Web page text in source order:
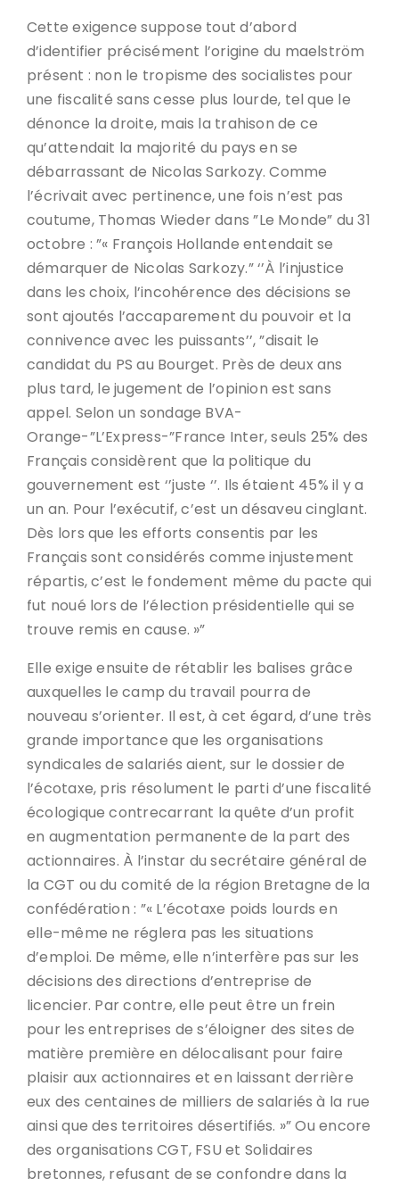
Cette exigence suppose tout d’abord
d’identifier précisément l’origine du maelström
présent : non le tropisme des socialistes pour
une fiscalité sans cesse plus lourde, tel que le
dénonce la droite, mais la trahison de ce
qu’attendait la majorité du pays en se
débarrassant de Nicolas Sarkozy. Comme
l’écrivait avec pertinence, une fois n’est pas
coutume, Thomas Wieder dans ”Le Monde” du 31
octobre : ”« François Hollande entendait se
démarquer de Nicolas Sarkozy.” ‘’À l’injustice
dans les choix, l’incohérence des décisions se
sont ajoutés l’accaparement du pouvoir et la
connivence avec les puissants’’, ”disait le
candidat du PS au Bourget. Près de deux ans
plus tard, le jugement de l’opinion est sans
appel. Selon un sondage BVA-
Orange-”L’Express-”France Inter, seuls 25% des
Français considèrent que la politique du
gouvernement est ‘’juste ‘’. Ils étaient 45% il y a
un an. Pour l’exécutif, c’est un désaveu cinglant.
Dès lors que les efforts consentis par les
Français sont considérés comme injustement
répartis, c’est le fondement même du pacte qui
fut noué lors de l’élection présidentielle qui se
trouve remis en cause. »”
Elle exige ensuite de rétablir les balises grâce
auxquelles le camp du travail pourra de
nouveau s’orienter. Il est, à cet égard, d’une très
grande importance que les organisations
syndicales de salariés aient, sur le dossier de
l’écotaxe, pris résolument le parti d’une fiscalité
écologique contrecarrant la quête d’un profit
en augmentation permanente de la part des
actionnaires. À l’instar du secrétaire général de
la CGT ou du comité de la région Bretagne de la
confédération : ”« L’écotaxe poids lourds en
elle-même ne réglera pas les situations
d’emploi. De même, elle n’interfère pas sur les
décisions des directions d’entreprise de
licencier. Par contre, elle peut être un frein
pour les entreprises de s’éloigner des sites de
matière première en délocalisant pour faire
plaisir aux actionnaires et en laissant derrière
eux des centaines de milliers de salariés à la rue
ainsi que des territoires désertifiés. »” Ou encore
des organisations CGT, FSU et Solidaires
bretonnes, refusant de se confondre dans la